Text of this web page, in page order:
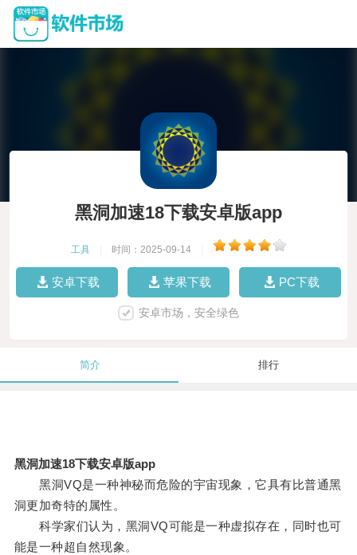
黑洞加速18下载安卓版app
工具 时间：2025-09-14
安卓下载 苹果下载 PC下载
安卓市场，安全绿色
简介 排行
黑洞加速18下载安卓版app
黑洞VQ是一种神秘而危险的宇宙现象，它具有比普通黑
洞更加奇特的属性。
科学家们认为，黑洞VQ可能是一种虚拟存在，同时也可
能是一种超自然现象。